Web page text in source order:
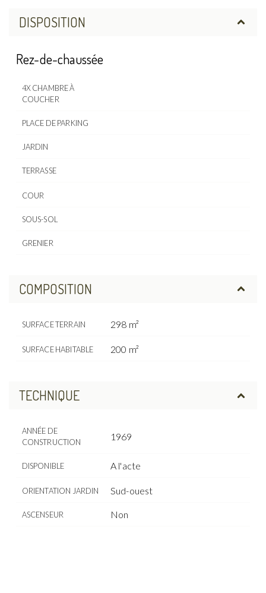
DISPOSITION
Rez-de-chaussée
4X CHAMBRE À
COUCHER
PLACE DE PARKING
JARDIN
TERRASSE
COUR
SOUS-SOL
GRENIER
COMPOSITION
SURFACE TERRAIN 298 m²
SURFACE HABITABLE 200 m²
TECHNIQUE
ANNÉE DE
CONSTRUCTION
1969
DISPONIBLE A l'acte
ORIENTATION JARDIN Sud-ouest
ASCENSEUR Non